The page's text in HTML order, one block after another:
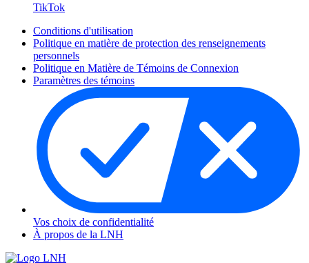
TikTok
Conditions d'utilisation
Politique en matière de protection des renseignements
personnels
Politique en Matière de Témoins de Connexion
Paramètres des témoins
Vos choix de confidentialité
À propos de la LNH